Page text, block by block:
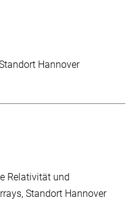
Hannover
Relativität und
Standort Hannover